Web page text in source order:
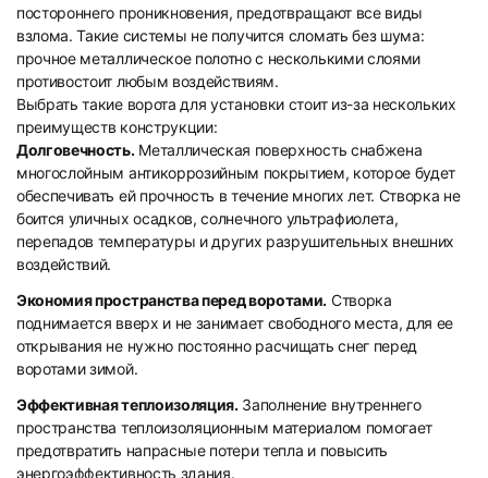
постороннего проникновения, предотвращают все виды
взлома. Такие системы не получится сломать без шума:
прочное металлическое полотно с несколькими слоями
противостоит любым воздействиям.
Выбрать такие ворота для установки стоит из-за нескольких
преимуществ конструкции:
Долговечность. Металлическая поверхность снабжена
многослойным антикоррозийным покрытием, которое будет
обеспечивать ей прочность в течение многих лет. Створка не
боится уличных осадков, солнечного ультрафиолета,
перепадов температуры и других разрушительных внешних
воздействий.
Экономия пространства перед воротами. Створка
поднимается вверх и не занимает свободного места, для ее
открывания не нужно постоянно расчищать снег перед
воротами зимой.
Эффективная теплоизоляция. Заполнение внутреннего
пространства теплоизоляционным материалом помогает
предотвратить напрасные потери тепла и повысить
энергоэффективность здания.